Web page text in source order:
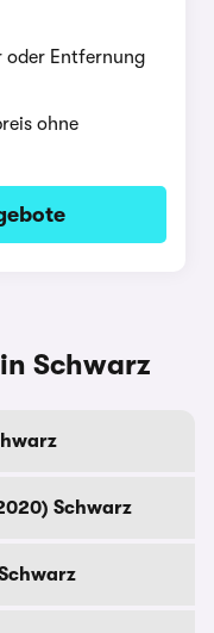
oder Entfernung
ohne
Schwarz
Schwarz